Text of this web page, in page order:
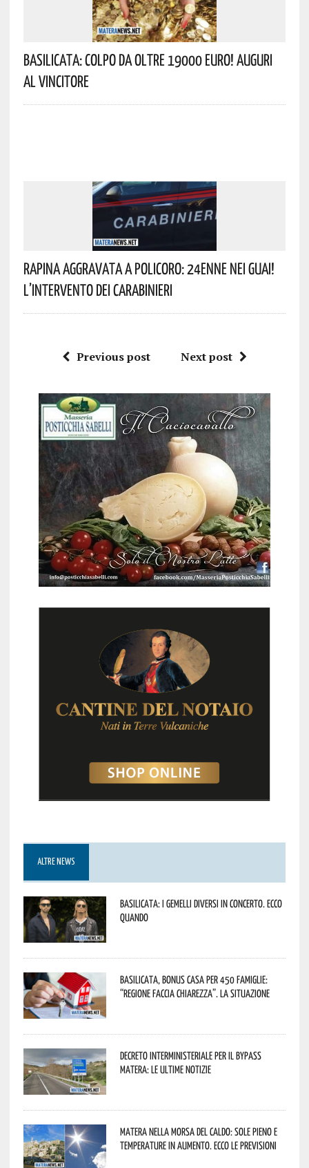
Basilicata: Colpo Da Oltre 19000 Euro! Auguri
Al Vincitore
Rapina Aggravata A Policoro: 24enne Nei Guai!
L’intervento Dei Carabinieri
Previous post Next post
ALTRE NEWS
Basilicata: i Gemelli DiVersi in concerto. Ecco
quando
Basilicata, Bonus casa per 450 famiglie:
“Regione faccia chiarezza”. La situazione
Decreto interministeriale per il Bypass
Matera: le ultime notizie
Matera nella morsa del caldo: sole pieno e
temperature in aumento. Ecco le previsioni